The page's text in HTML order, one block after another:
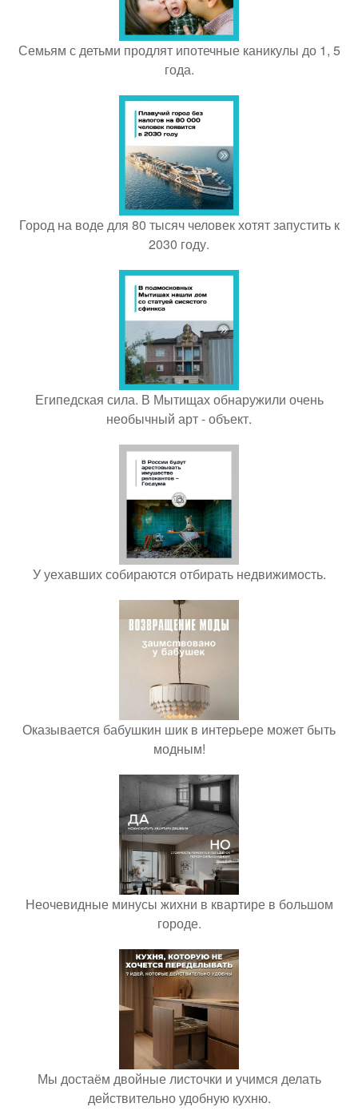
Семьям с детьми продлят ипотечные каникулы до 1, 5
года.
Город на воде для 80 тысяч человек хотят запустить к
2030 году.
Египедская сила. В Мытищах обнаружили очень
необычный арт - объект.
У уехавших собираются отбирать недвижимость.
Оказывается бабушкин шик в интерьере может быть
модным!
Неочевидные минусы жихни в квартире в большом
городе.
Мы достаём двойные листочки и учимся делать
действительно удобную кухню.